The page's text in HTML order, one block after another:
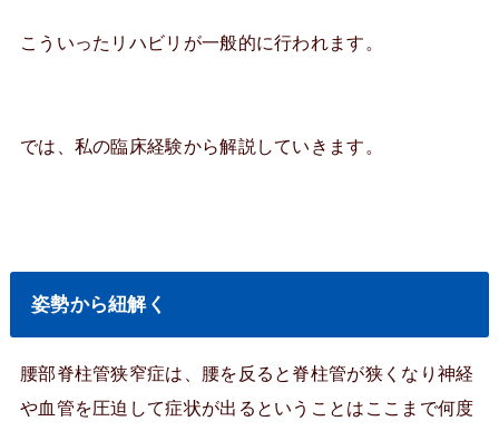
こういったリハビリが一般的に行われます。
では、私の臨床経験から解説していきます。
姿勢から紐解く
腰部脊柱管狭窄症は、腰を反ると脊柱管が狭くなり神経
や血管を圧迫して症状が出るということはここまで何度